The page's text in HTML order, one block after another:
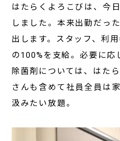
はたらくよろこびは、今
しました。本来出勤だっ
出します。スタッフ、利
の100%を支給。必要に応
除菌剤については、はた
さんも含めて社員全員は
汲みたい放題。